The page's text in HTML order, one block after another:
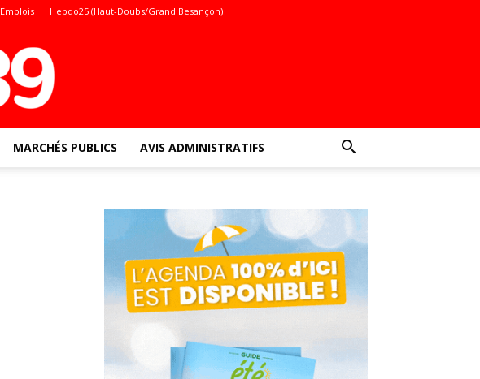
Emplois Hebdo25 (Haut-Doubs/Grand Besançon)
MARCHÉS PUBLICS AVIS ADMINISTRATIFS